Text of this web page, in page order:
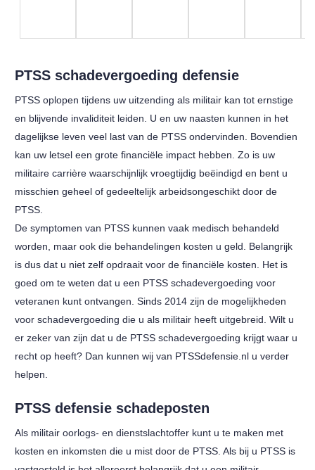
PTSS schadevergoeding defensie
PTSS oplopen tijdens uw uitzending als militair kan tot ernstige
en blijvende invaliditeit leiden. U en uw naasten kunnen in het
dagelijkse leven veel last van de PTSS ondervinden. Bovendien
kan uw letsel een grote financiële impact hebben. Zo is uw
militaire carrière waarschijnlijk vroegtijdig beëindigd en bent u
misschien geheel of gedeeltelijk arbeidsongeschikt door de
PTSS.
De symptomen van PTSS kunnen vaak medisch behandeld
worden, maar ook die behandelingen kosten u geld. Belangrijk
is dus dat u niet zelf opdraait voor de financiële kosten. Het is
goed om te weten dat u een PTSS schadevergoeding voor
veteranen kunt ontvangen. Sinds 2014 zijn de mogelijkheden
voor schadevergoeding die u als militair heeft uitgebreid. Wilt u
er zeker van zijn dat u de PTSS schadevergoeding krijgt waar u
recht op heeft? Dan kunnen wij van PTSSdefensie.nl u verder
helpen.
PTSS defensie schadeposten
Als militair oorlogs- en dienstslachtoffer kunt u te maken met
kosten en inkomsten die u mist door de PTSS. Als bij u PTSS is